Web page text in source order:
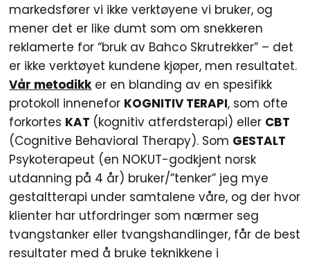
markedsfører vi ikke verktøyene vi bruker, og
mener det er like dumt som om snekkeren
reklamerte for “bruk av Bahco Skrutrekker” – det
er ikke verktøyet kundene kjøper, men resultatet.
Vår metodikker en blanding av en spesifikk
protokoll innenefor KOGNITIV TERAPI, som ofte
forkortes KAT (kognitiv atferdsterapi) eller CBT
(Cognitive Behavioral Therapy). Som GESTALT
Psykoterapeut (en NOKUT-godkjent norsk
utdanning på 4 år) bruker/”tenker” jeg mye
gestaltterapi under samtalene våre, og der hvor
klienter har utfordringer som nærmer seg
tvangstanker eller tvangshandlinger, får de best
resultater med å bruke teknikkene i